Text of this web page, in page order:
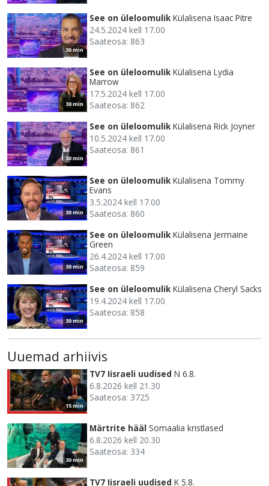
30 min
See on üleloomulik Külalisena Isaac Pitre
24.5.2024 kell 17.00
Saateosa: 863
30 min
See on üleloomulik Külalisena Lydia
Marrow
17.5.2024 kell 17.00
Saateosa: 862
30 min
See on üleloomulik Külalisena Rick Joyner
10.5.2024 kell 17.00
Saateosa: 861
30 min
See on üleloomulik Külalisena Tommy
Evans
3.5.2024 kell 17.00
Saateosa: 860
30 min
See on üleloomulik Külalisena Jermaine
Green
26.4.2024 kell 17.00
Saateosa: 859
30 min
See on üleloomulik Külalisena Cheryl Sacks
19.4.2024 kell 17.00
Saateosa: 858
Uuemad arhiivis
15 min
TV7 Iisraeli uudised N 6.8.
6.8.2026 kell 21.30
Saateosa: 3725
30 min
Märtrite hääl Somaalia kristlased
6.8.2026 kell 20.30
Saateosa: 334
TV7 Iisraeli uudised K 5.8.